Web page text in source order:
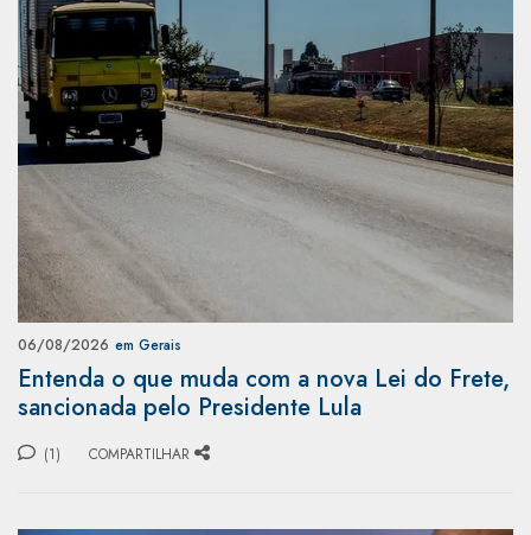
06/08/2026 em Gerais
Entenda o que muda com a nova Lei do Frete,
sancionada pelo Presidente Lula
(1) COMPARTILHAR